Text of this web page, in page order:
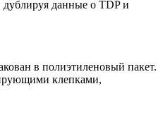
данные о TDP и
в полиэтиленовый пакет.
клепками,